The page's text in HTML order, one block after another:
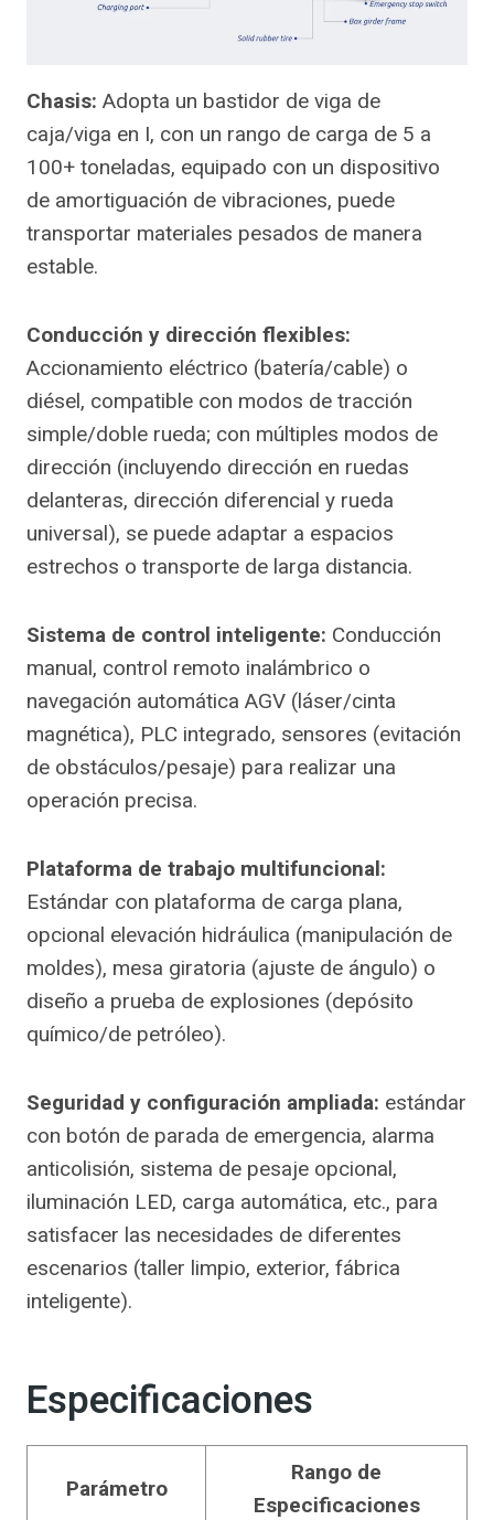
Chasis: Adopta un bastidor de viga de
caja/viga en I, con un rango de carga de 5 a
100+ toneladas, equipado con un dispositivo
de amortiguación de vibraciones, puede
transportar materiales pesados de manera
estable.
Conducción y dirección flexibles:
Accionamiento eléctrico (batería/cable) o
diésel, compatible con modos de tracción
simple/doble rueda; con múltiples modos de
dirección (incluyendo dirección en ruedas
delanteras, dirección diferencial y rueda
universal), se puede adaptar a espacios
estrechos o transporte de larga distancia.
Sistema de control inteligente: Conducción
manual, control remoto inalámbrico o
navegación automática AGV (láser/cinta
magnética), PLC integrado, sensores (evitación
de obstáculos/pesaje) para realizar una
operación precisa.
Plataforma de trabajo multifuncional:
Estándar con plataforma de carga plana,
opcional elevación hidráulica (manipulación de
moldes), mesa giratoria (ajuste de ángulo) o
diseño a prueba de explosiones (depósito
químico/de petróleo).
Seguridad y configuración ampliada: estándar
con botón de parada de emergencia, alarma
anticolisión, sistema de pesaje opcional,
iluminación LED, carga automática, etc., para
satisfacer las necesidades de diferentes
escenarios (taller limpio, exterior, fábrica
inteligente).
Especificaciones
Parámetro
Rango de
Especificaciones